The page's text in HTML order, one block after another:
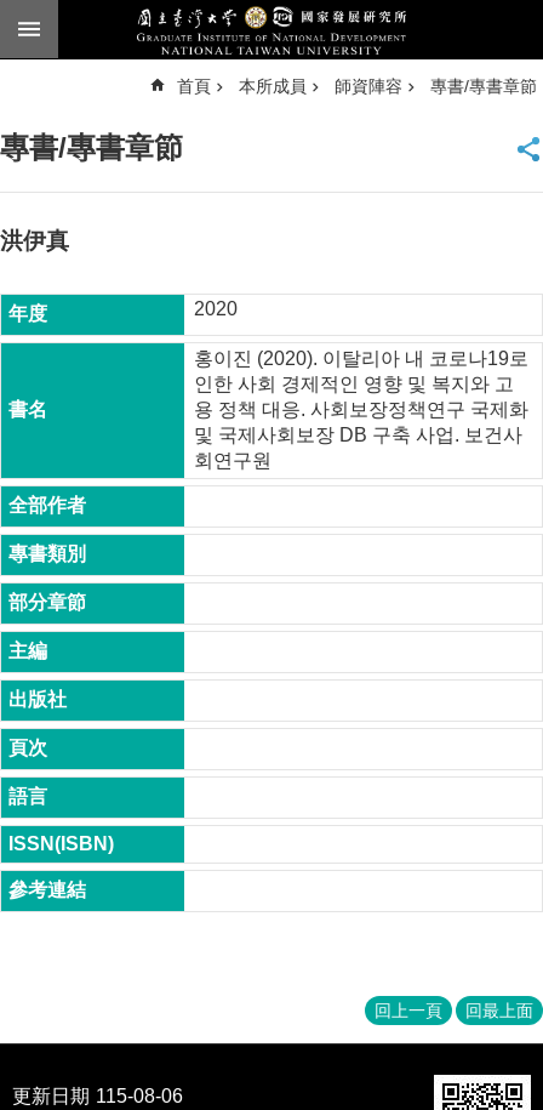
跳到主要內容區塊
臺
頁
公
告
所
本
所
成
員
博
士
班
碩
士
班
在
職
專
班
家
首頁 本所成員 師資陣容 專書/專書章節
專書/專書章節
洪伊真
2020
홍이진 (2020). 이탈리아 내 코로나19로
인한 사회 경제적인 영향 및 복지와 고
용 정책 대응. 사회보장정책연구 국제화
및 국제사회보장 DB 구축 사업. 보건사
회연구원
回上一頁 回最上面
更新日期 115-08-06